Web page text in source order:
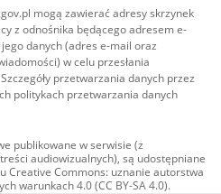
mogą zawierać adresy skrzynek
z odnośnika będącego adresem e-
danych (adres e-mail oraz
w celu przesłania
przetwarzania danych przez
politykach przetwarzania danych
publikowane w serwisie (z
audiowizualnych), są udostępniane
Creative Commons: uznanie autorstwa
warunkach 4.0 (CC BY-SA 4.0).